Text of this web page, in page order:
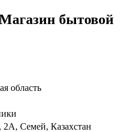
бытовой
область
2А, Семей, Казахстан